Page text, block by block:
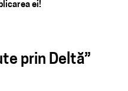
ei!
prin Deltă”